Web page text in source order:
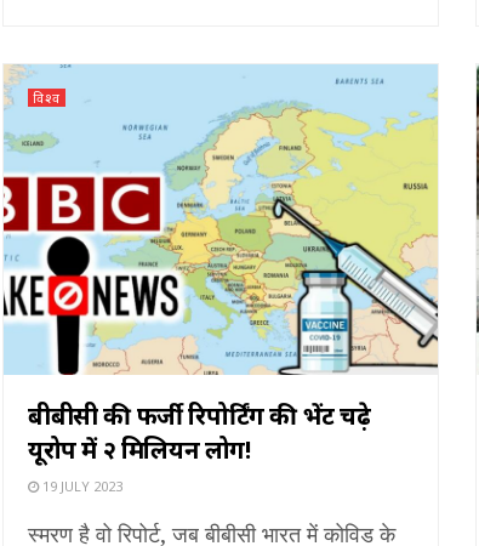
विश्व
बीबीसी की फर्जी रिपोर्टिंग की भेंट चढ़े
यूरोप में २ मिलियन लोग!
19 JULY 2023
स्मरण है वो रिपोर्ट, जब बीबीसी भारत में कोविड के